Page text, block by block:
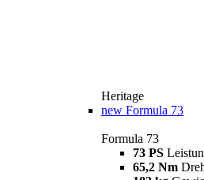
Heritage
new Formula 73
Formula 73
73 PS
65,2 Nm